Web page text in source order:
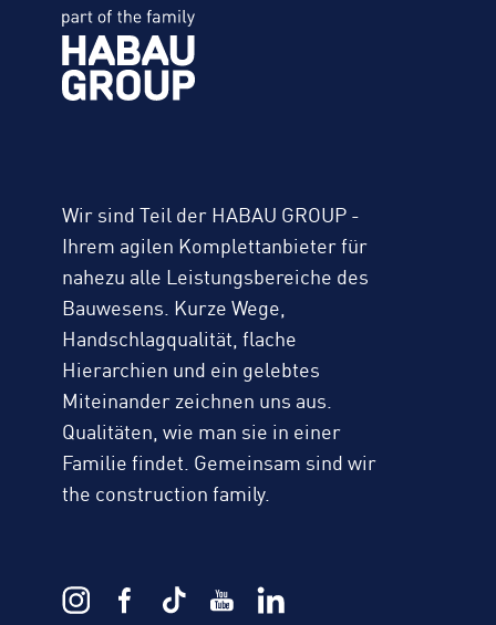
Wir sind Teil der HABAU GROUP -
Ihrem agilen Komplettanbieter für
nahezu alle Leistungsbereiche des
Bauwesens. Kurze Wege,
Handschlagqualität, flache
Hierarchien und ein gelebtes
Miteinander zeichnen uns aus.
Qualitäten, wie man sie in einer
Familie findet. Gemeinsam sind wir
the construction family.